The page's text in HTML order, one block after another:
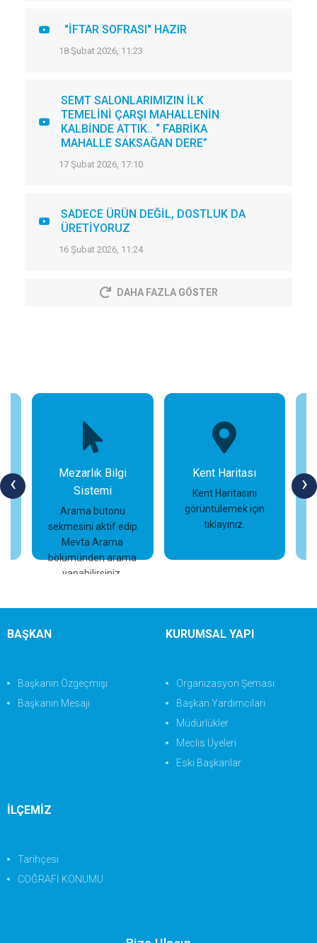
"İFTAR SOFRASI" HAZIR
18 Şubat 2026, 11:23
SEMT SALONLARIMIZIN İLK
TEMELİNİ ÇARŞI MAHALLENİN
KALBİNDE ATTIK.. “ FABRİKA
MAHALLE SAKSAĞAN DERE”
17 Şubat 2026, 17:10
SADECE ÜRÜN DEĞİL, DOSTLUK DA
ÜRETİYORUZ
16 Şubat 2026, 11:24
DAHA FAZLA GÖSTER
‹ ›
Mezarlık Bilgi
Sistemi
Arama butonu
sekmesini aktif edip
Mevta Arama
bölümünden arama
yapabilirsiniz.
İncele
Kent Haritası
Kent Haritasını
görüntülemek için
tıklayınız.
BAŞKAN
Başkanın Özgeçmişi
Başkanın Mesajı
KURUMSAL YAPI
Organizasyon Şeması
Başkan Yardımcıları
Müdürlükler
Meclis Üyeleri
Eski Başkanlar
İLÇEMİZ
Tarihçesi
COĞRAFİ KONUMU